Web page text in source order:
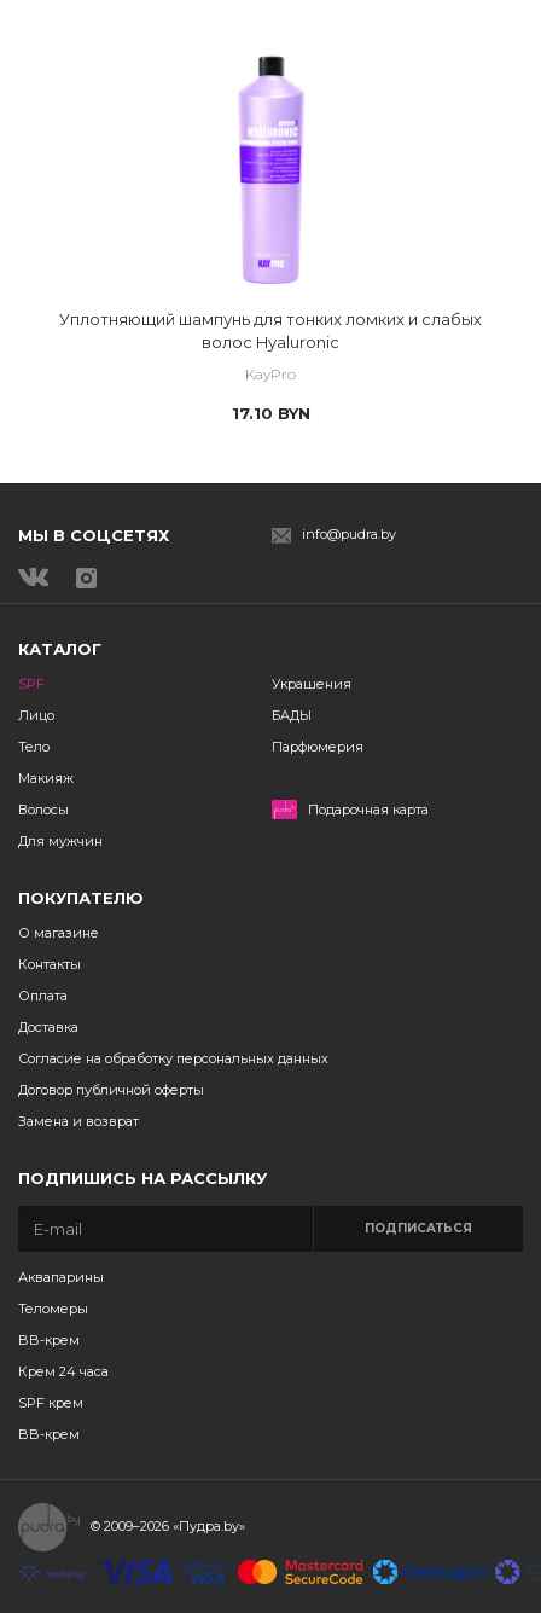
Уплотняющий шампунь для тонких ломких и слабых
волос Hyaluronic
KayPro
17.10 BYN
МЫ В СОЦСЕТЯХ info@pudra.by
КАТАЛОГ
SPF
Лицо
Тело
Макияж
Волосы
Для мужчин
Украшения
БАДЫ
Парфюмерия
Подарочная карта
ПОКУПАТЕЛЮ
О магазине
Контакты
Оплата
Доставка
Согласие на обработку персональных данных
Договор публичной оферты
Замена и возврат
ПОДПИШИСЬ НА РАССЫЛКУ
ПОДПИСАТЬСЯ
Аквапарины
Теломеры
BB-крем
Крем 24 часа
SPF крем
BB-крем
© 2009–2026 «Пудра.by»